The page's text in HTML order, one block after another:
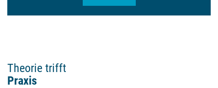
Theorie trifft
Praxis